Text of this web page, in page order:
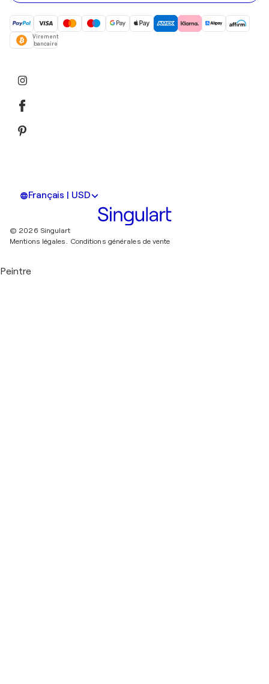
Virement
bancaire
Français | USD
© 2026 Singulart
Mentions légales. Conditions générales de vente
Peintre